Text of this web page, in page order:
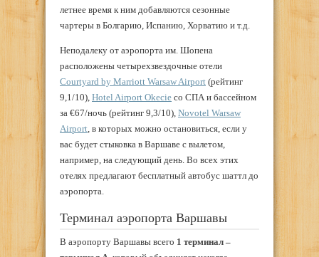
летнее время к ним добавляются сезонные
чартеры в Болгарию, Испанию, Хорватию и т.д.
Неподалеку от аэропорта им. Шопена
расположены четырехзвездочные отели
Courtyard by Marriott Warsaw Airport (рейтинг
9,1/10), Hotel Airport Okecie со СПА и бассейном
за €67/ночь (рейтинг 9,3/10), Novotel Warsaw
Airport , в которых можно остановиться, если у
вас будет стыковка в Варшаве с вылетом,
например, на следующий день. Во всех этих
отелях предлагают бесплатный автобус шаттл до
аэропорта.
Терминал аэропорта Варшавы
В аэропорту Варшавы всего 1 терминал –